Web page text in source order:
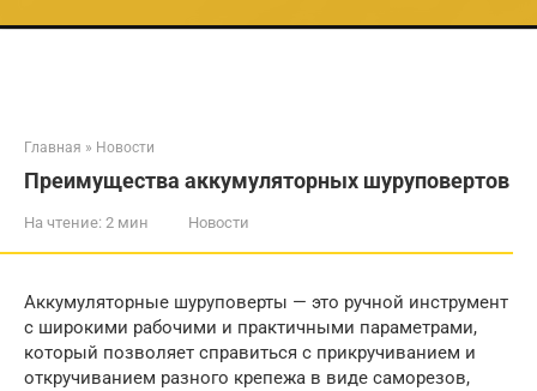
Главная » Новости
Преимущества аккумуляторных шуруповертов
На чтение: 2 мин Новости
Аккумуляторные шуруповерты — это ручной инструмент
с широкими рабочими и практичными параметрами,
который позволяет справиться с прикручиванием и
откручиванием разного крепежа в виде саморезов,